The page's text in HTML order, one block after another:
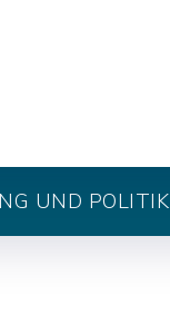
UND POLITIK